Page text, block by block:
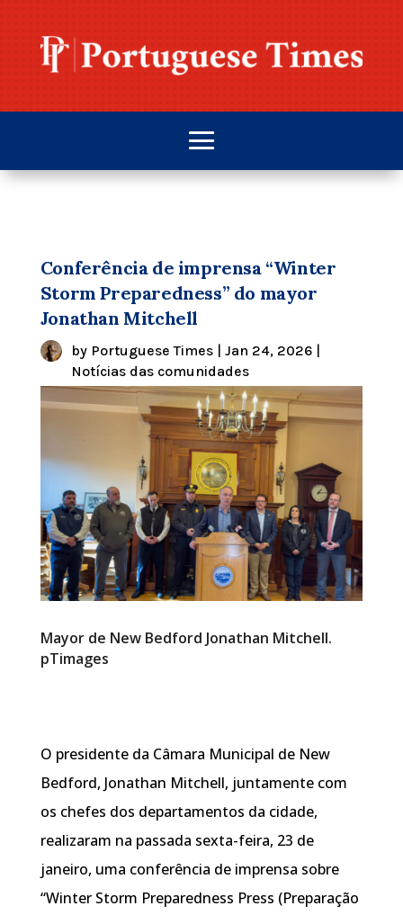
Conferência de imprensa “Winter
Storm Preparedness” do mayor
Jonathan Mitchell
by Portuguese Times| Jan 24, 2026|
Notícias das comunidades
Mayor de New Bedford Jonathan Mitchell.
pTimages
O presidente da Câmara Municipal de New
Bedford, Jonathan Mitchell, juntamente com
os chefes dos departamentos da cidade,
realizaram na passada sexta-feira, 23 de
janeiro, uma conferência de imprensa sobre
“Winter Storm Preparedness Press (Preparação